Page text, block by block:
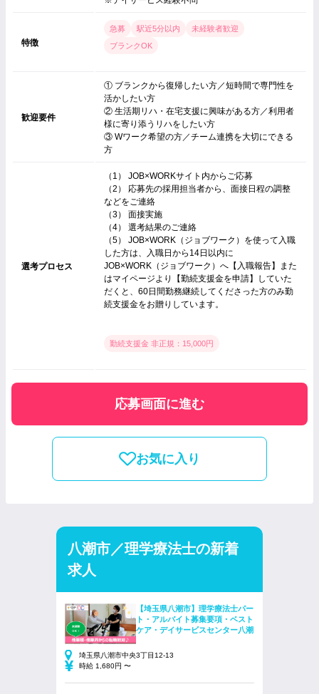
特徴
急募 駅近5分以内
未経験者歓迎
ブランクOK
歓迎要件
① ブランクから復帰したい方／短時間で専門性を
活かしたい方
② 生活期リハ・在宅支援に興味がある方／利用者
様に寄り添うリハをしたい方
③ Wワーク希望の方／チーム連携を大切にできる
方
選考プロセス
（1） JOB×WORKサイト内からご応募
（2） 応募先の採用担当者から、面接日程の調整
などをご連絡
（3） 面接実施
（4） 選考結果のご連絡
（5） JOB×WORK（ジョブワーク）を使って入職
した方は、入職日から14日以内に
JOB×WORK（ジョブワーク）へ【入職報告】また
はマイページより【勤続支援金を申請】していた
だくと、60日間勤務継続してくださった方のみ勤
続支援金をお贈りしています。
勤続支援金 非正規：15,000円
応募画面に進む
お気に入り
八潮市／理学療法士の新着
求人
【埼玉県八潮市】理学療法士パー
ト・アルバイト募集要項・ベスト
ケア・デイサービスセンター八潮
埼玉県八潮市中央3丁目12-13
時給 1,680円 〜